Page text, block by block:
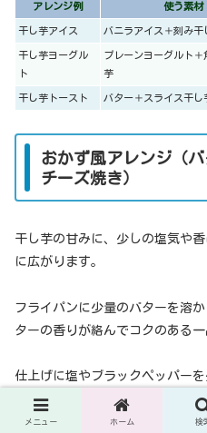
アレンジ例 使う素材
干し芋アイス バニラアイス＋刻み干
干し芋ヨーグル
ト
プレーンヨーグルト＋
芋
干し芋トースト バター＋スライス干し
おかず風アレンジ（
チーズ焼き）
干し芋の甘みに、少しの塩気や
に広がります。
フライパンに少量のバターを溶
ターの香りが絡んでコクのある一
仕上げに塩やブラックペッパー
ます。
メニュー ホーム 検